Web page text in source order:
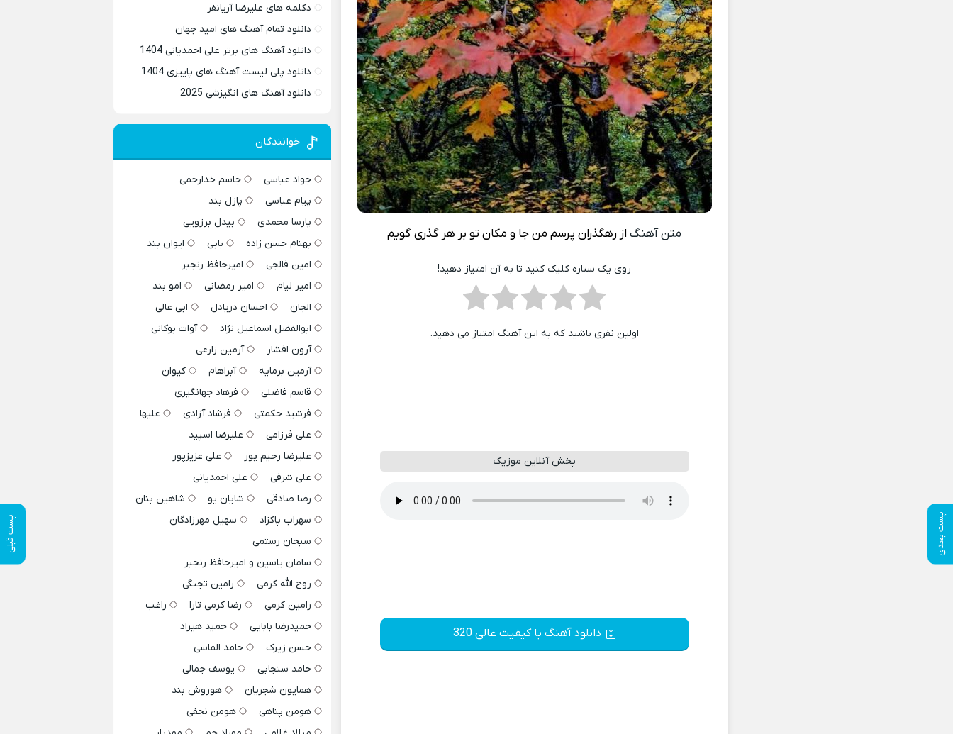
پست بعدی پست قبلی
متن آهنگ از رهگذران پرسم من جا و مکان تو بر هر گذری گویم
روی یک ستاره کلیک کنید تا به آن امتیاز دهید!
اولین نفری باشید که به این آهنگ امتیاز می دهید.
پخش آنلاین موزیک
دانلود آهنگ با کیفیت عالی 320
دکلمه های علیرضا آریانفر
دانلود تمام آهنگ های امید جهان
دانلود آهنگ های برتر علی احمدیانی 1404
دانلود پلی لیست آهنگ های پاییزی 1404
دانلود آهنگ های انگیزشی 2025
خوانندگان
جواد عباسی
جاسم خدارحمی
پیام عباسی
پازل بند
پارسا محمدی
بیدل برزویی
بهنام حسن زاده
بابی
ایوان بند
امین فالجی
امیرحافظ رنجبر
امیر لیام
امیر رمضانی
امو بند
الجان
احسان دریادل
ابی عالی
ابوالفضل اسماعیل نژاد
آوات بوکانی
آرون افشار
آرمین زارعی
آرمین برمایه
آبراهام
کیوان
قاسم فاضلی
فرهاد جهانگیری
فرشید حکمتی
فرشاد آزادی
علیها
علی فرزامی
علیرضا اسپید
علیرضا رحیم پور
علی عزیزپور
علی شرفی
علی احمدیانی
رضا صادقی
شایان یو
شاهین بنان
سهراب پاکزاد
سهیل مهرزادگان
سبحان رستمی
سامان یاسین و امیرحافظ رنجبر
روح الله کرمی
رامین تجنگی
رامین کرمی
رضا کرمی تارا
راغب
حمیدرضا بابایی
حمید هیراد
حسن زیرک
حامد الماسی
حامد سنجابی
یوسف جمالی
همایون شجریان
هوروش بند
هومن پناهی
هومن نجفی